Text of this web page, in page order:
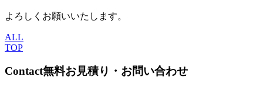
よろしくお願いいたします。
ALL
TOP
Contact無料お見積り・お問い合わせ